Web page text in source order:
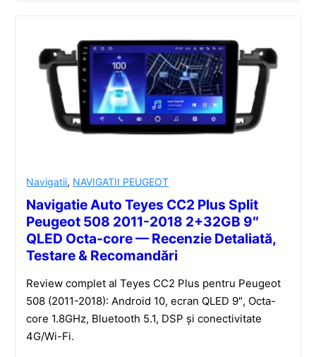
Navigatii, NAVIGATII PEUGEOT
Navigatie Auto Teyes CC2 Plus Split
Peugeot 508 2011-2018 2+32GB 9″
QLED Octa-core — Recenzie Detaliată,
Testare & Recomandări
Review complet al Teyes CC2 Plus pentru Peugeot
508 (2011-2018): Android 10, ecran QLED 9″, Octa-
core 1.8GHz, Bluetooth 5.1, DSP și conectivitate
4G/Wi-Fi.